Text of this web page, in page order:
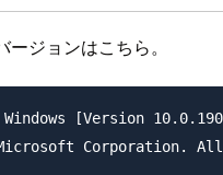
ジョンはこちら。
[Version